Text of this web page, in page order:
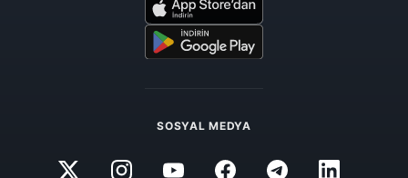
SOSYAL MEDYA